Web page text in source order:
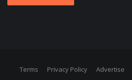
Terms Privacy Policy Advertise